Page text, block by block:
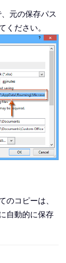
元の保存パス
ください。
のコピーは、
自動的に保存